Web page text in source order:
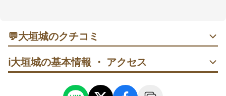
💬大垣城のクチコミ
ℹ️大垣城の基本情報 ・ アクセス